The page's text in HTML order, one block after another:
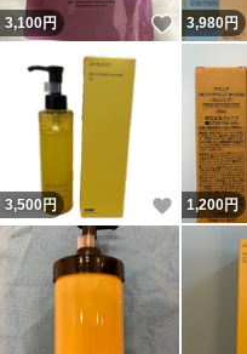
3,100円 いいね！
3,980円
3,500円 いいね！
1,200円